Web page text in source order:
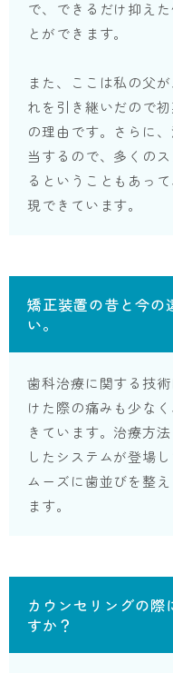
で、できるだけ抑え
とができます。
また、ここは私の父
れを引き継いだので
の理由です。さらに
当するので、多くの
るということもあっ
現できています。
矯正装置の昔と今の
い。
歯科治療に関する技
けた際の痛みも少な
きています。治療方
したシステムが登場
ムーズに歯並びを整
ます。
カウンセリングの際
すか？